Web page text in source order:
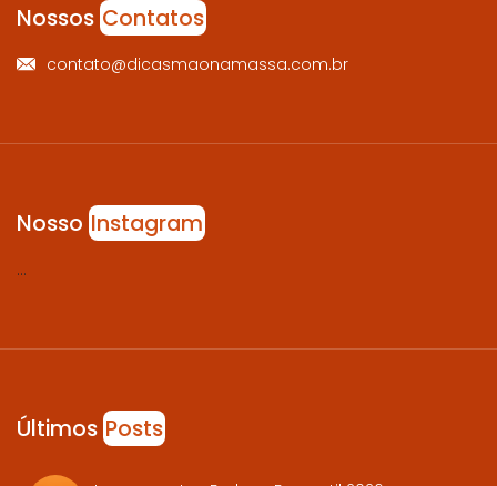
Nossos Contatos
contato@dicasmaonamassa.com.br
Nosso Instagram
…
Últimos Posts